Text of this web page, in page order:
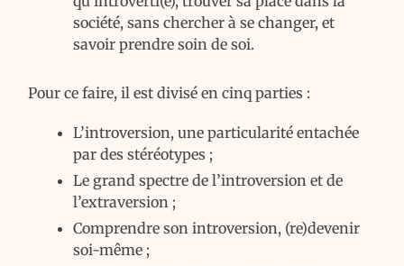
société, sans chercher à se changer, et
savoir prendre soin de soi.
Pour ce faire, il est divisé en cinq parties :
L’introversion, une particularité entachée
par des stéréotypes ;
Le grand spectre de l’introversion et de
l’extraversion ;
Comprendre son introversion, (re)devenir
soi-même ;